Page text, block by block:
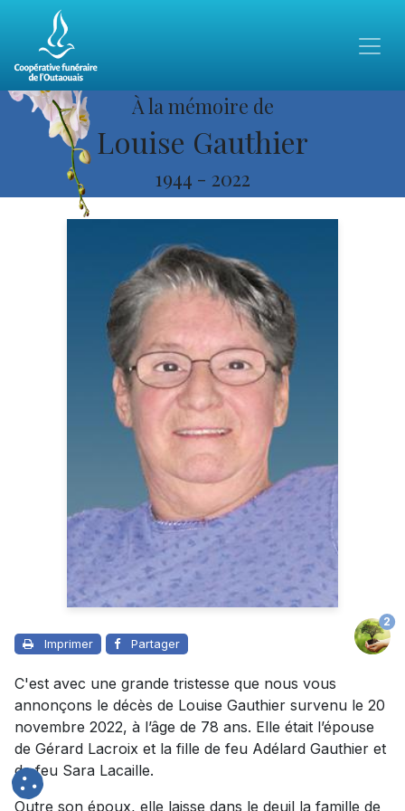
À la mémoire de
Louise Gauthier
1944 - 2022
Imprimer Partager
2
C'est avec une grande tristesse que nous vous
annonçons le décès de Louise Gauthier survenu le 20
novembre 2022, à l’âge de 78 ans. Elle était l’épouse
de Gérard Lacroix et la fille de feu Adélard Gauthier et
de feu Sara Lacaille.
Outre son époux, elle laisse dans le deuil la famille de